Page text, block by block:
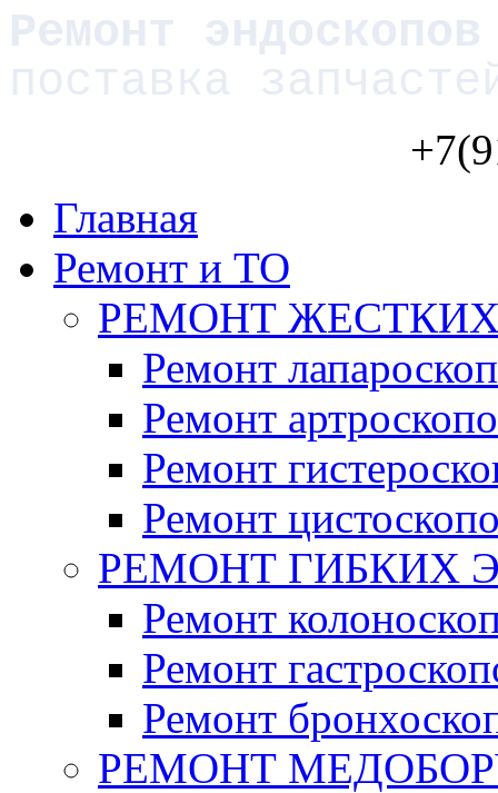
Ремонт
поставка
Главная
Ремонт и ТО
РЕМОНТ
Ремонт
Ремонт
Ремонт
Ремонт
РЕМОНТ ГИБКИХ
Ремонт
Ремонт
Ремонт
РЕМОНТ